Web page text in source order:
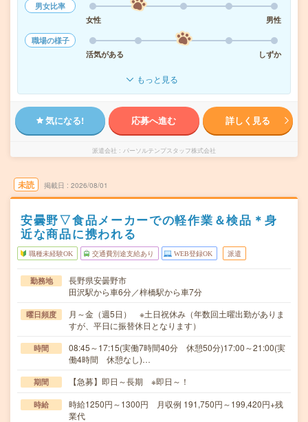
男女比率
女性
男性
職場の様子
活気がある
しずか
もっと見る
気になる! 応募へ進む 詳しく見る
派遣会社 パーソルテンプスタッフ株式会社
未読 掲載日 2026/08/01
安曇野▽食品メーカーでの軽作業＆検品＊身
近な商品に携われる
職種未経験OK 交通費別途支給あり WEB登録OK 派遣
勤務地
長野県安曇野市
田沢駅から車6分／梓橋駅から車7分
曜日頻度
月～金（週5日） ※土日祝休み（年数回土曜出勤がありま
すが、平日に振替休日となります）
時間
08:45～17:15(実働7時間40分 休憩50分)17:00～21:00(実
働4時間 休憩なし)…
期間 【急募】即日～長期 ※即日～！
時給
時給1250円～1300円 月収例 191,750円～199,420円+残
業代